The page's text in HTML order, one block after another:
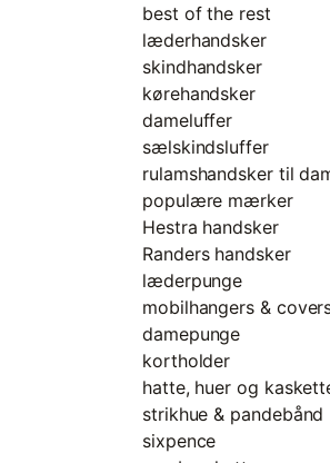
best of the rest
læderhandsker
skindhandsker
kørehandsker
dameluffer
sælskindsluffer
rulamshandsker til
populære mærker
Hestra handsker
Randers handsker
læderpunge
mobilhangers &
damepunge
kortholder
hatte, huer og
strikhue & pandebånd
sixpence